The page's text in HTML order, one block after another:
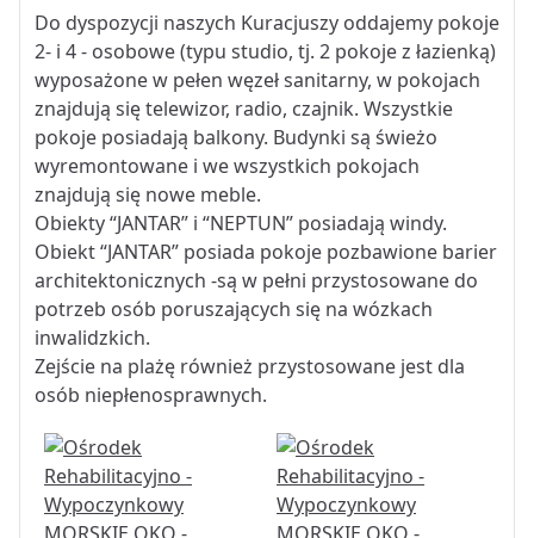
Do dyspozycji naszych Kuracjuszy oddajemy pokoje
2- i 4 - osobowe (typu studio, tj. 2 pokoje z łazienką)
wyposażone w pełen węzeł sanitarny, w pokojach
znajdują się telewizor, radio, czajnik. Wszystkie
pokoje posiadają balkony. Budynki są świeżo
wyremontowane i we wszystkich pokojach
znajdują się nowe meble.
Obiekty “JANTAR” i “NEPTUN” posiadają windy.
Obiekt “JANTAR” posiada pokoje pozbawione barier
architektonicznych -są w pełni przystosowane do
potrzeb osób poruszających się na wózkach
inwalidzkich.
Zejście na plażę również przystosowane jest dla
osób niepłenosprawnych.